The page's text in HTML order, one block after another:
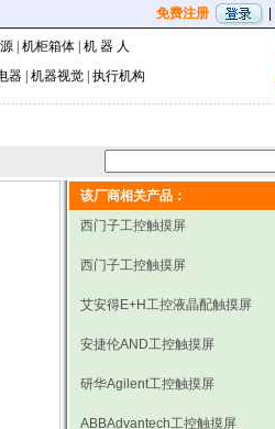
免费注册
机柜箱体 机 器 人
器 机器视觉 执行机构
该厂商相关产品：
西门子工控触摸屏
西门子工控触摸屏
艾安得E+H工控液晶配触摸屏
安捷伦AND工控触摸屏
研华Agilent工控触摸屏
ABBAdvantech工控触摸屏